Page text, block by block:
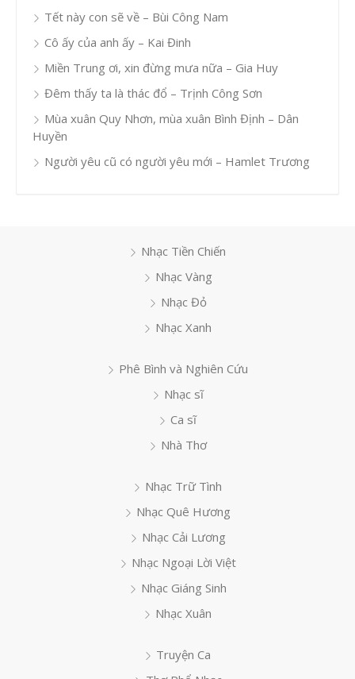
Tết này con sẽ về – Bùi Công Nam
Cô ấy của anh ấy – Kai Đinh
Miền Trung ơi, xin đừng mưa nữa – Gia Huy
Đêm thấy ta là thác đổ – Trịnh Công Sơn
Mùa xuân Quy Nhơn, mùa xuân Bình Định – Dân
Huyền
Người yêu cũ có người yêu mới – Hamlet Trương
Nhạc Tiền Chiến
Nhạc Vàng
Nhạc Đỏ
Nhạc Xanh
Phê Bình và Nghiên Cứu
Nhạc sĩ
Ca sĩ
Nhà Thơ
Nhạc Trữ Tình
Nhạc Quê Hương
Nhạc Cải Lương
Nhạc Ngoại Lời Việt
Nhạc Giáng Sinh
Nhạc Xuân
Truyện Ca